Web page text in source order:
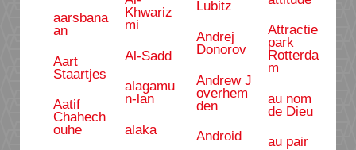
aarsbana
an
Aart
Staartjes
Aatif
Chahech
ouhe
Khwariz
mi
Al-Sadd
alagamu
n-lan
alaka
Lubitz
Andrej
Donorov
Andrew J
overhem
den
Android
Attractie
park
Rotterda
m
au nom
de Dieu
au pair